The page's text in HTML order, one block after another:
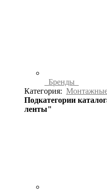
Бренды
Категория: Монтажные
Подкатегории
ленты"